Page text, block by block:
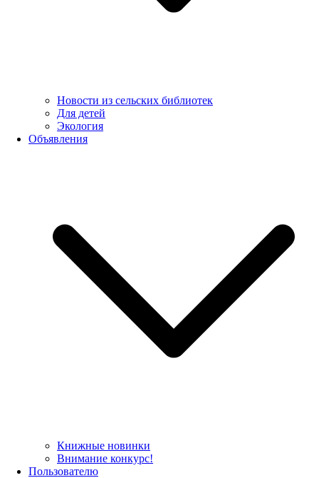
Новости из сельских библиотек
Для детей
Экология
Объявления
Книжные новинки
Внимание конкурс!
Пользователю